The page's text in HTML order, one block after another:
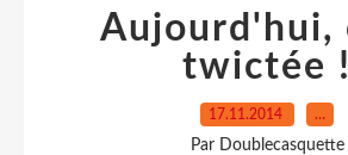
Aujourd'hui,
twictée !
17.11.2014 …
Par Doublecasquette